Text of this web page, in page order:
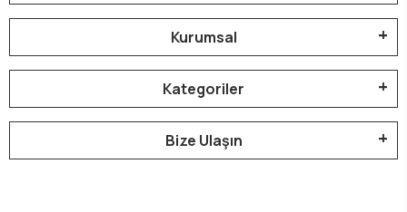
Kurumsal
Kategoriler
Bize Ulaşın